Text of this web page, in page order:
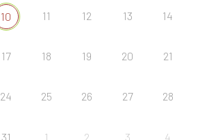
10 11 12 13 14
17 18 19 20 21
24 25 26 27 28
31 1 2 3 4